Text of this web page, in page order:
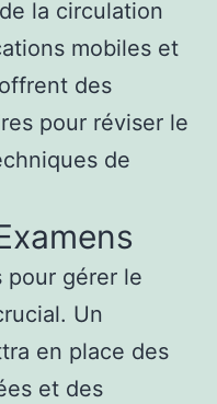
la circulation
mobiles et
des
pour réviser le
de
pour gérer le
Un
en place des
et des